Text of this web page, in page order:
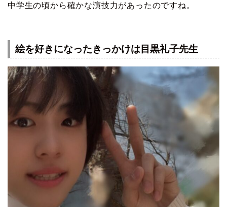
中学生の頃から確かな演技力があったのですね。
絵を好きになったきっかけは目黒礼子先生